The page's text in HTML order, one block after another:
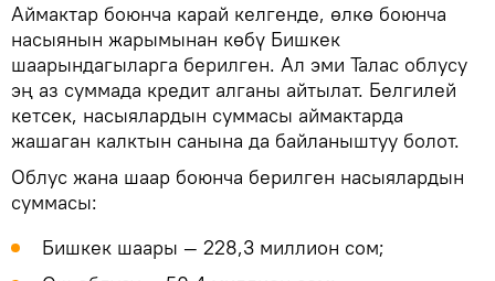
Аймактар боюнча карай келгенде, өлкө боюнча
насыянын жарымынан көбү Бишкек
шаарындагыларга берилген. Ал эми Талас облусу
эң аз суммада кредит алганы айтылат. Белгилей
кетсек, насыялардын суммасы аймактарда
жашаган калктын санына да байланыштуу болот.
Облус жана шаар боюнча берилген насыялардын
суммасы:
Бишкек шаары — 228,3 миллион сом;